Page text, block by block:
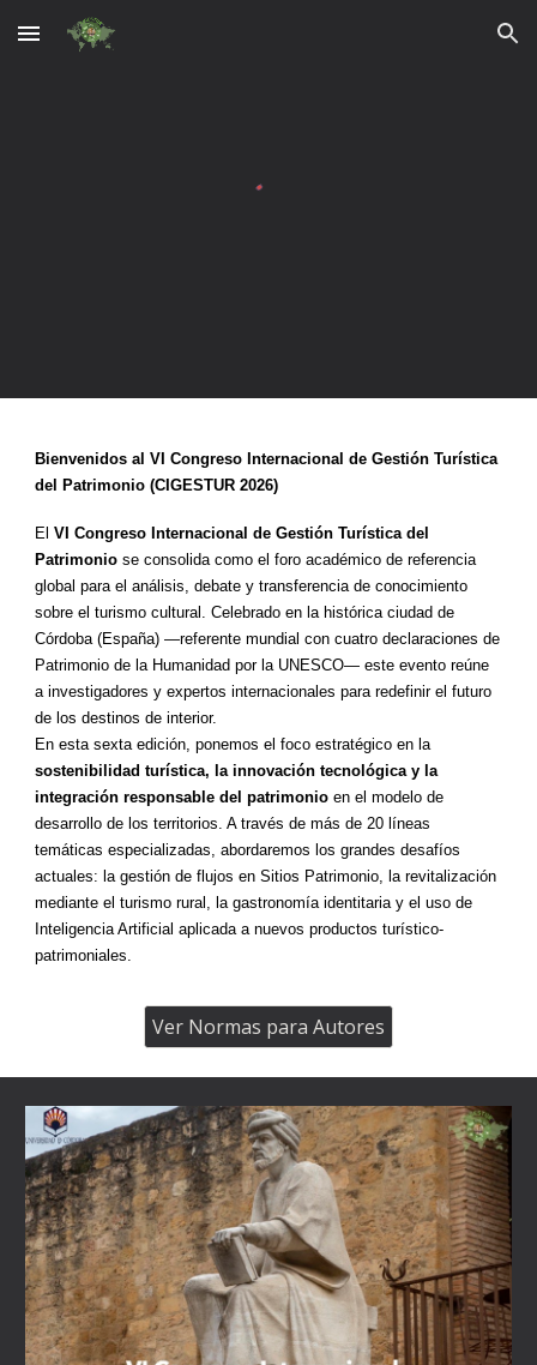
Skip to main content Skip to navigation
Bienvenidos al VI Congreso Internacional de Gestión Turística
del Patrimonio (CIGESTUR 2026)
ElVI Congreso Internacional de Gestión Turística del
Patrimonio se consolida como el foro académico de referencia
global para el análisis, debate y transferencia de conocimiento
sobre el turismo cultural. Celebrado en la histórica ciudad de
Córdoba (España) —referente mundial con cuatro declaraciones de
Patrimonio de la Humanidad por la UNESCO— este evento reúne
a investigadores y expertos internacionales para redefinir el futuro
de los destinos de interior.
En esta sexta edición, ponemos el foco estratégico en la
sostenibilidad turística, la innovación tecnológica y la
integración responsable del patrimonio en el modelo de
desarrollo de los territorios. A través de más de 20 líneas
temáticas especializadas, abordaremos los grandes desafíos
actuales: la gestión de flujos en Sitios Patrimonio, la revitalización
mediante el turismo rural, la gastronomía identitaria y el uso de
Inteligencia Artificial aplicada a nuevos productos turístico-
patrimoniales.
Ver Normas para Autores